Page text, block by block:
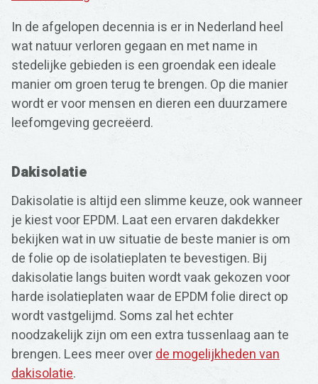
Zoeken
naar:
In de afgelopen decennia is er in Nederland heel
wat natuur verloren gegaan en met name in
stedelijke gebieden is een groendak een ideale
manier om groen terug te brengen. Op die manier
wordt er voor mensen en dieren een duurzamere
leefomgeving gecreëerd.
Dakisolatie
Dakisolatie is altijd een slimme keuze, ook wanneer
je kiest voor EPDM. Laat een ervaren dakdekker
bekijken wat in uw situatie de beste manier is om
de folie op de isolatieplaten te bevestigen. Bij
dakisolatie langs buiten wordt vaak gekozen voor
harde isolatieplaten waar de EPDM folie direct op
wordt vastgelijmd. Soms zal het echter
noodzakelijk zijn om een extra tussenlaag aan te
brengen. Lees meer overde mogelijkheden van
dakisolatie.